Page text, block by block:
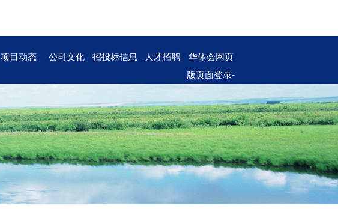
项目动态 公司文化 招投标信息 人才招聘
华体会网页
版页面登录-
国）